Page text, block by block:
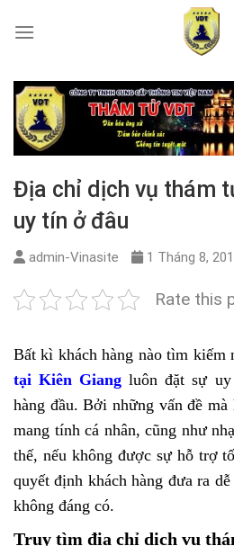
Địa chỉ dịch vụ thám
uy tín ở đâu
admin-Vinasite 1 Tháng 8,
Rate this
Bất kì khách hàng nào tìm kiếm
tại Kiên Giang luôn đặt sự
hàng đầu. Bởi những vấn đề mà
mang tính cá nhân, cũng như
thế, nếu không được sự hỗ trợ
quyết định khách hàng đưa ra
không đáng có.
Truy tìm địa chỉ dịch vụ